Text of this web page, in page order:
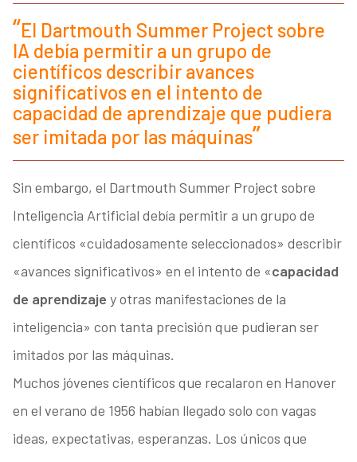
El Dartmouth Summer Project sobre
IA debía permitir a un grupo de
científicos describir avances
significativos en el intento de
capacidad de aprendizaje que pudiera
ser imitada por las máquinas
Sin embargo, el Dartmouth Summer Project sobre
Inteligencia Artificial debía permitir a un grupo de
científicos «cuidadosamente seleccionados» describir
«avances significativos» en el intento de «capacidad
de aprendizaje y otras manifestaciones de la
inteligencia» con tanta precisión que pudieran ser
imitados por las máquinas.
Muchos jóvenes científicos que recalaron en Hanover
en el verano de 1956 habían llegado solo con vagas
ideas, expectativas, esperanzas. Los únicos que